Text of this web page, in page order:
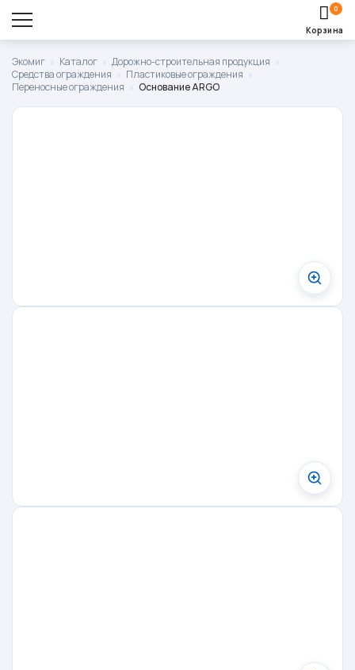
Оставить заявку
Корзина
0
Корзина пуста.
Экомиг » Каталог » Дорожно-строительная продукция »
Средства ограждения » Пластиковые ограждения »
Переносные ограждения » Основание ARGO